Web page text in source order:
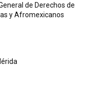
de Derechos de
y Afromexicanos